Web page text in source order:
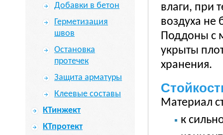
Добавки в бетон
Герметизация
швов
Остановка
протечек
Защита арматуры
Клеевые составы
КТинжект
КТпротект
влаги, при
воздуха не
Поддоны с
укрыты
хранения.
Материал
к